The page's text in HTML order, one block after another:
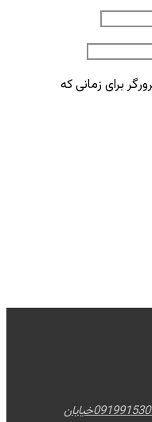
برای زمانی که
خیابان